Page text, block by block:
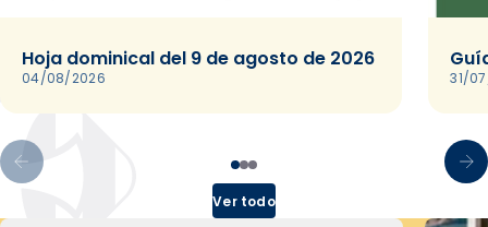
Hoja dominical del 9 de agosto de 2026
04/08/2026 31/
Ver todo